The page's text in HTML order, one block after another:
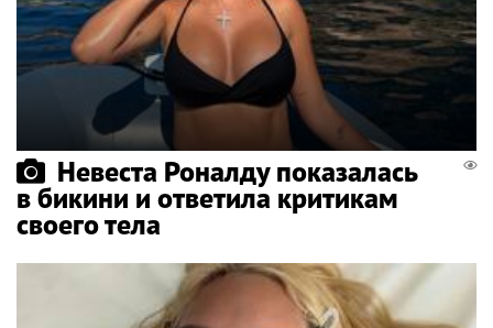
Невеста Роналду показалась
в бикини и ответила критикам
своего тела